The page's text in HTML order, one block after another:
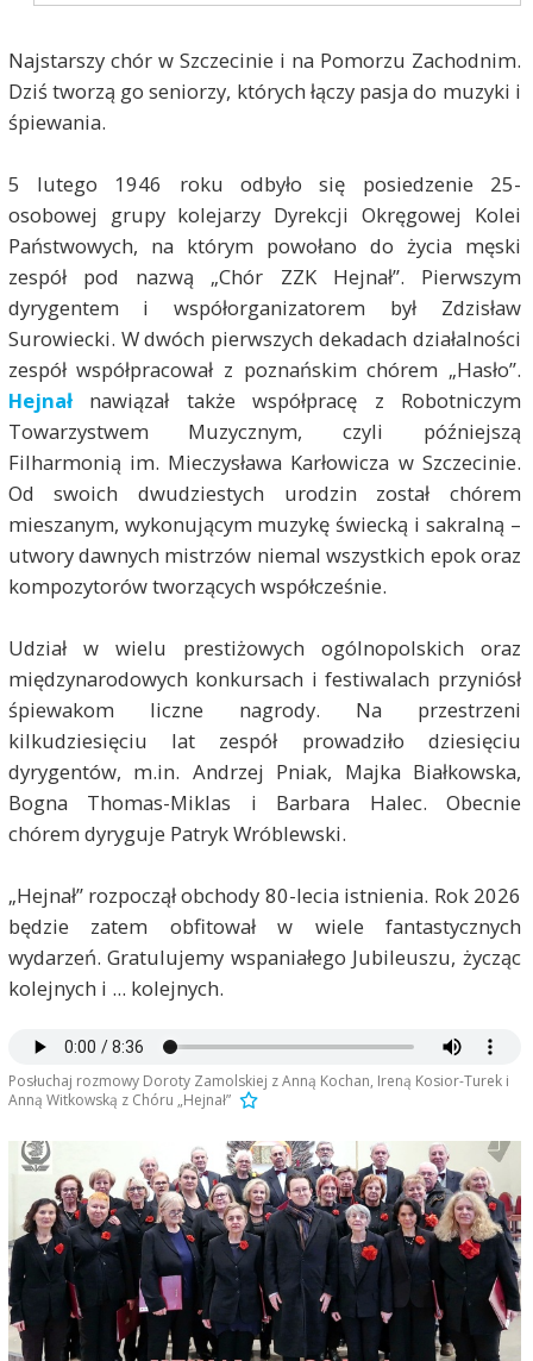
Najstarszy chór w Szczecinie i na Pomorzu Zachodnim.
Dziś tworzą go seniorzy, których łączy pasja do muzyki i
śpiewania.
5 lutego 1946 roku odbyło się posiedzenie 25-
osobowej grupy kolejarzy Dyrekcji Okręgowej Kolei
Państwowych, na którym powołano do życia męski
zespół pod nazwą „Chór ZZK Hejnał”. Pierwszym
dyrygentem i współorganizatorem był Zdzisław
Surowiecki. W dwóch pierwszych dekadach działalności
zespół współpracował z poznańskim chórem „Hasło”.
Hejnałnawiązał także współpracę z Robotniczym
Towarzystwem Muzycznym, czyli późniejszą
Filharmonią im. Mieczysława Karłowicza w Szczecinie.
Od swoich dwudziestych urodzin został chórem
mieszanym, wykonującym muzykę świecką i sakralną –
utwory dawnych mistrzów niemal wszystkich epok oraz
kompozytorów tworzących współcześnie.
Udział w wielu prestiżowych ogólnopolskich oraz
międzynarodowych konkursach i festiwalach przyniósł
śpiewakom liczne nagrody. Na przestrzeni
kilkudziesięciu lat zespół prowadziło dziesięciu
dyrygentów, m.in. Andrzej Pniak, Majka Białkowska,
Bogna Thomas-Miklas i Barbara Halec. Obecnie
chórem dyryguje Patryk Wróblewski.
„Hejnał” rozpoczął obchody 80-lecia istnienia. Rok 2026
będzie zatem obfitował w wiele fantastycznych
wydarzeń. Gratulujemy wspaniałego Jubileuszu, życząc
kolejnych i ... kolejnych.
Posłuchaj rozmowy Doroty Zamolskiej z Anną Kochan, Ireną Kosior-Turek i
Anną Witkowską z Chóru „Hejnał”